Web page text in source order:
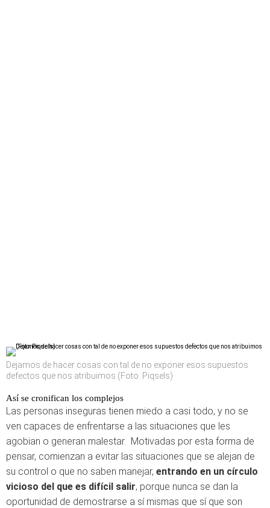
Dejamos de hacer cosas con tal de no exponer esos supuestos
defectos que nos atribuimos (Foto: Piqsels)
Así se cronifican los complejos
Las personas inseguras tienen miedo a casi todo, y no se
ven capaces de enfrentarse a las situaciones que les
agobian o generan malestar. Motivadas por esta forma de
pensar, comienzan a evitar las situaciones que se alejan de
su control o que no saben manejar, entrando en un círculo
vicioso del que es difícil salir, porque nunca se dan la
oportunidad de demostrarse a sí mismas que sí que son